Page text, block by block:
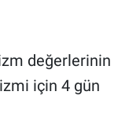
değerlerinin
için 4 gün